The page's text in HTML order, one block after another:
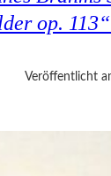
op.
Veröffentlicht